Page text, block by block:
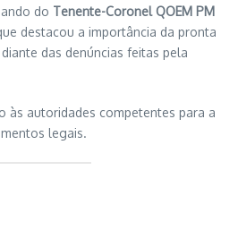
do Tenente-Coronel QOEM PM
destacou a importância da pronta
das denúncias feitas pela
às autoridades competentes para a
legais.